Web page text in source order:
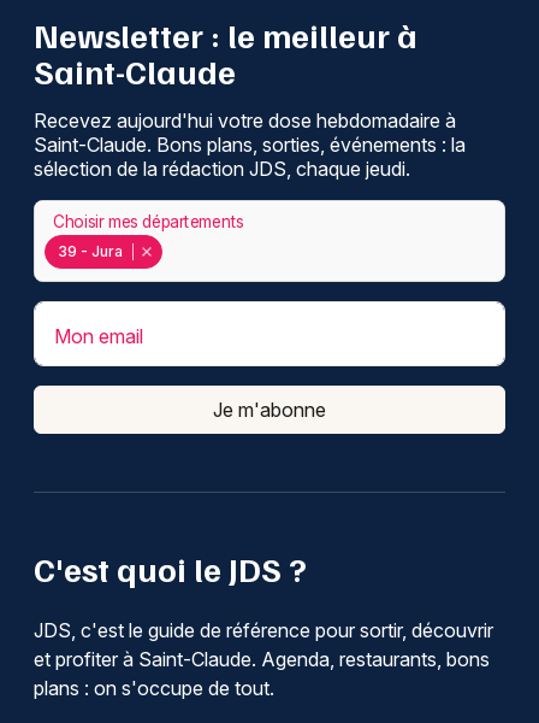
C'est quoi le JDS ?
JDS, c'est le guide de référence pour sortir, découvrir
et profiter à Saint-Claude. Agenda, restaurants, bons
plans : on s'occupe de tout.
Newsletter : le meilleur à
Saint-Claude
Recevez aujourd'hui votre dose hebdomadaire à
Saint-Claude. Bons plans, sorties, événements : la
sélection de la rédaction JDS, chaque jeudi.
39 - Jura
Choisir mes départements
Mon email
Je m'abonne